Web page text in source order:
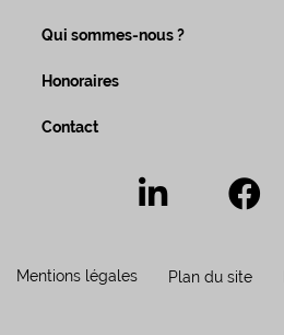
Qui sommes-nous ?
Honoraires
Contact
Mentions légales Plan du site